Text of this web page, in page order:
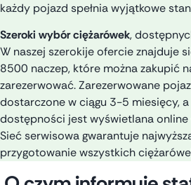
każdy pojazd spełnia wyjątkowe
Szeroki wybórciężarówek,
W naszej szerokijeofercieznajduje
8500 naczep, które możnazakupić
zarezerwować.Zarezerwowane
dostarczonewciągu 3-5 miesięcy, a
dostępności jestwyświetlanaonline
Siećserwisowagwarantuje najwyższ
przygotowaniewszystkich